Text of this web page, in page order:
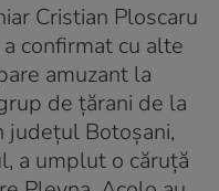
Cristian Ploscaru
confirmat cu alte
amuzant la
de țărani de la
județul Botoșani,
a umplut o căruță